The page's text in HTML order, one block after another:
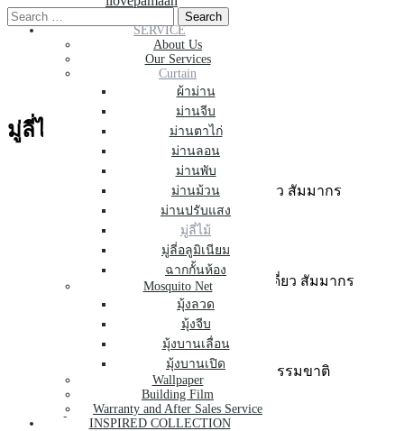
Skip
to
SERVICE
About Us
Our Services
Curtain
ผ้าม่าน
ม่านจีบ
ม่านตาไก่
ม่านลอน
ม่านพับ
ม่านม้วน
ม่านปรับแสง
มู่ลี่ไม้
มู่ลี่อลูมิเนียม
ฉากกั้นห้อง
Mosquito Net
มุ้งลวด
มุ้งจีบ
มุ้งบานเลื่อน
มุ้งบานเปิด
Wallpaper
Building Film
Warranty and After Sales Service
INSPIRED COLLECTION
Search
for:
มู่ลี่ไม้
มู่ลี่ไม้